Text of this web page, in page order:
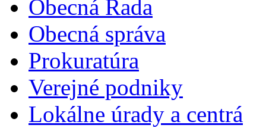
Obecná Rada
Obecná správa
Prokuratúra
Verejné podniky
Lokálne úrady a centrá